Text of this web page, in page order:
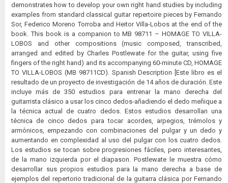
demonstrates how to develop your own right hand studies by including
examples from standard classical guitar repertoire pieces by Fernando
Sor, Federico Moreno Torroba and Heitor Villa-Lobos at the end of the
book. This book is a companion to MB 98711 – HOMAGE TO VILLA-
LOBOS and other compositions (music composed, transcribed,
arranged and edited by Charles Postlewate for the guitar, using five
fingers of the right hand) and its accompanying 60-minute CD, HOMAGE
TO VILLA-LOBOS (MB 98711CD). Spanish Description [Este libro es el
resultado de un proyecto de investigación de 14 años de duración. Este
incluye más de 350 estudios para entrenar la mano derecha del
guitarrista clásico a usar los cinco dedos-añadiendo el dedo meñique a
la técnica actual de cuatro dedos. Estos estudios desarrollan una
técnica de cinco dedos para tocar acordes, arpegios, trémolos y
armónicos, empezando con combinaciones del pulgar y un dedo y
aumentando en complexidad al uso del pulgar con los cuatro dedos.
Los estudios se tocan sobre progresiones fáciles, pero interesantes,
de la mano izquierda por el diapason. Postlewate le muestra cómo
desarrollar sus propios estudios para la mano derecha a base de
ejemplos del repertorio tradicional de la guitarra clásica por Fernando